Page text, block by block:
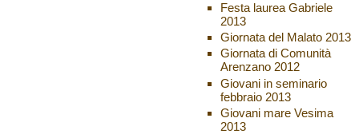
Festa laurea Gabriele
2013
Giornata del Malato 2013
Giornata di Comunità
Arenzano 2012
Giovani in seminario
febbraio 2013
Giovani mare Vesima
2013